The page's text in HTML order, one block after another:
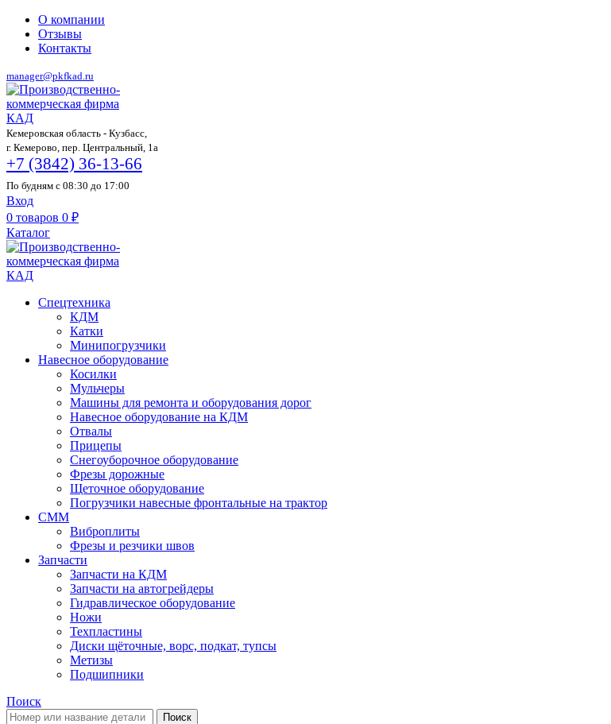
О компании
Отзывы
Контакты
manager@pkfkad.ru
Кемеровская область - Кузбасс,
г. Кемерово, пер. Центральный, 1а
+7 (3842) 36-13-66
По будням с 08:30 до 17:00
Вход
0 товаров 0 ₽
Каталог
Спецтехника
КДМ
Катки
Минипогрузчики
Навесное оборудование
Косилки
Мульчеры
Машины для ремонта и оборудования дорог
Навесное оборудование на КДМ
Отвалы
Прицепы
Снегоуборочное оборудование
Фрезы дорожные
Щеточное оборудование
Погрузчики навесные фронтальные на трактор
СММ
Виброплиты
Фрезы и резчики швов
Запчасти
Запчасти на КДМ
Запчасти на автогрейдеры
Гидравлическое оборудование
Ножи
Техпластины
Диски щёточные, ворс, подкат, тупсы
Метизы
Подшипники
Поиск
Поиск